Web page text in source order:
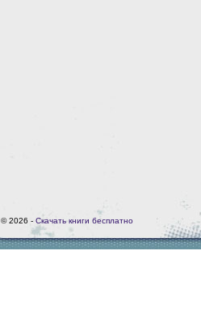
© 2026 - Скачать книги бесплатно